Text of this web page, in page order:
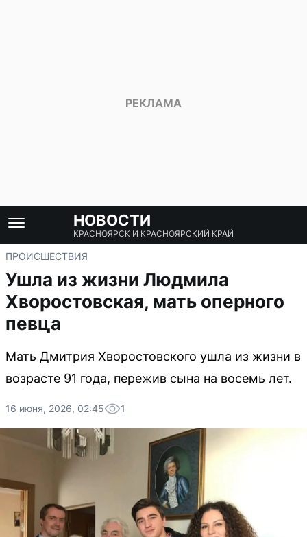
НОВОСТИ
КРАСНОЯРСК И КРАСНОЯРСКИЙ КРАЙ
ПРОИСШЕСТВИЯ
Ушла из жизни Людмила
Хворостовская, мать оперного
певца
Мать Дмитрия Хворостовского ушла из жизни в
возрасте 91 года, пережив сына на восемь лет.
16 июня, 2026, 02:45 1